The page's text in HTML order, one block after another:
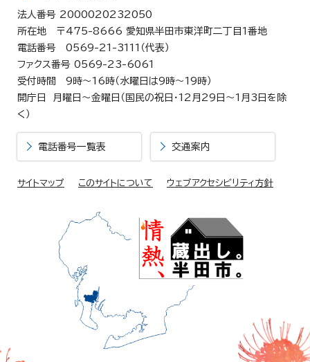
法人番号 2000020232050
所在地 〒475-8666 愛知県半田市東洋町二丁目1番地
電話番号 0569-21-3111（代表）
ファクス番号 0569-23-6061
受付時間 9時～16時（水曜日は9時～19時）
開庁日 月曜日～金曜日（国民の祝日・12月29日～1月3日を除
く）
電話番号一覧表 交通案内
サイトマップ このサイトについて ウェブアクセシビリティ方針